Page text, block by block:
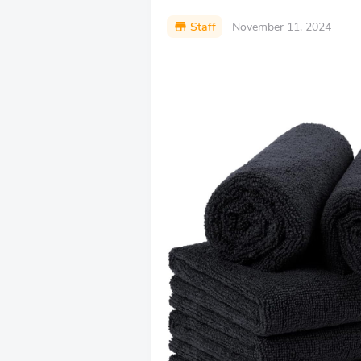
Staff November 11, 2024